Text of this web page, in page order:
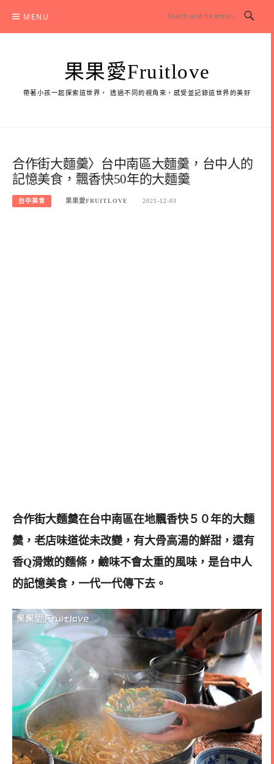
content
MENU
果果愛Fruitlove
帶著小孩一起探索這世界， 透過不同的視角來，感受並記錄這世界的美好
合作街大麵羹〉台中南區大麵羹，台中人的
記憶美食，飄香快50年的大麵羹
台中美食 果果愛FRUITLOVE 2021-12-03
合作街大麵羹在台中南區在地飄香快５０年的大麵
羹，老店味道從未改變， 有大骨高湯的鮮甜，還有
香Q滑嫩的麵條，鹼味不會太重的風味，是台中人
的記憶美食，一代一代傳下去。